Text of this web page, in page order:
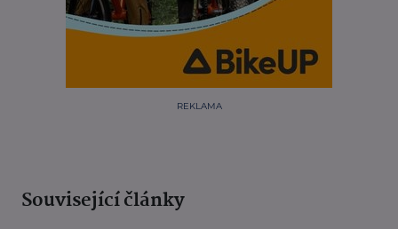
REKLAMA
Související články